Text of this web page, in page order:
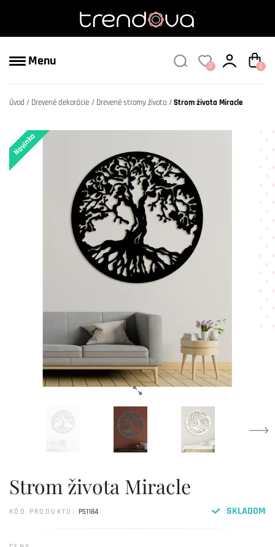
Menu 0 0
Úvod Drevené dekorácie Drevené stromy života Strom života Miracle
Novinka
Strom života Miracle
SKLADOM
KÓD PRODUKTU: P51184